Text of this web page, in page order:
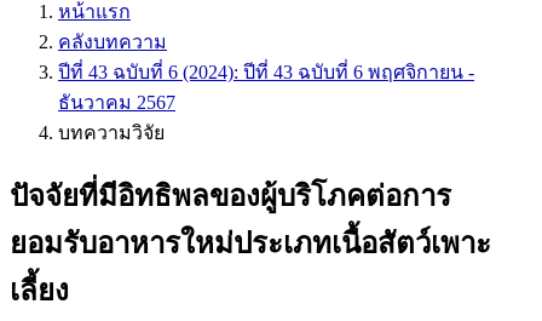
หน้าแรก
คลังบทความ
ปีที่ 43 ฉบับที่ 6 (2024): ปีที่ 43 ฉบับที่ 6 พฤศจิกายน -
ธันวาคม 2567
บทความวิจัย
ปัจจัยที่มีอิทธิพลของผู้บริโภคต่อการ
ยอมรับอาหารใหม่ประเภทเนื้อสัตว์เพาะ
เลี้ยง